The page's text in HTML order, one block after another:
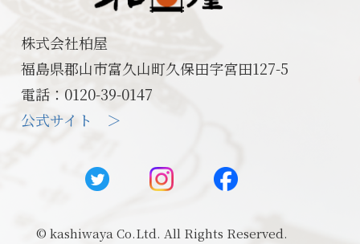
株式会社柏屋
福島県郡山市富久山町久保田字宮田127-5
電話：0120-39-0147
公式サイト ＞
© kashiwaya Co.Ltd. All Rights Reserved.